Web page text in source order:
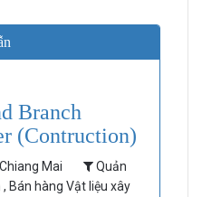
Branch
(Contruction)
Mai
Quản
, Bán hàng Vật liệu xây